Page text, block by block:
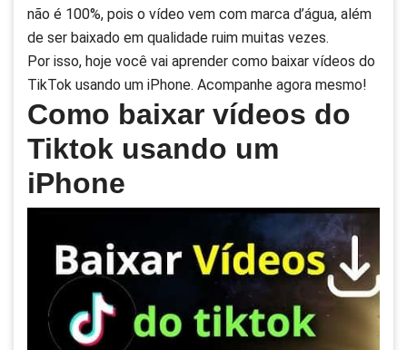
não é 100%, pois o vídeo vem com marca d’água, além
de ser baixado em qualidade ruim muitas vezes.
Por isso, hoje você vai aprender como baixar vídeos do
TikTok usando um iPhone. Acompanhe agora mesmo!
Como baixar vídeos do
Tiktok usando um
iPhone